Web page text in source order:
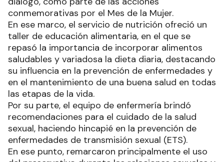
conmemorativas por el Mes de la Mujer.
En ese marco, el servicio de nutrición ofreció un
taller de educación alimentaria, en el que se
repasó la importancia de incorporar alimentos
saludables y variadosa la dieta diaria, destacando
su influencia en la prevención de enfermedades y
en el mantenimiento de una buena salud en todas
las etapas de la vida.
Por su parte, el equipo de enfermería brindó
recomendaciones para el cuidado de la salud
sexual, haciendo hincapié en la prevención de
enfermedades de transmisión sexual (ETS).
En ese punto, remarcaron principalmente el uso